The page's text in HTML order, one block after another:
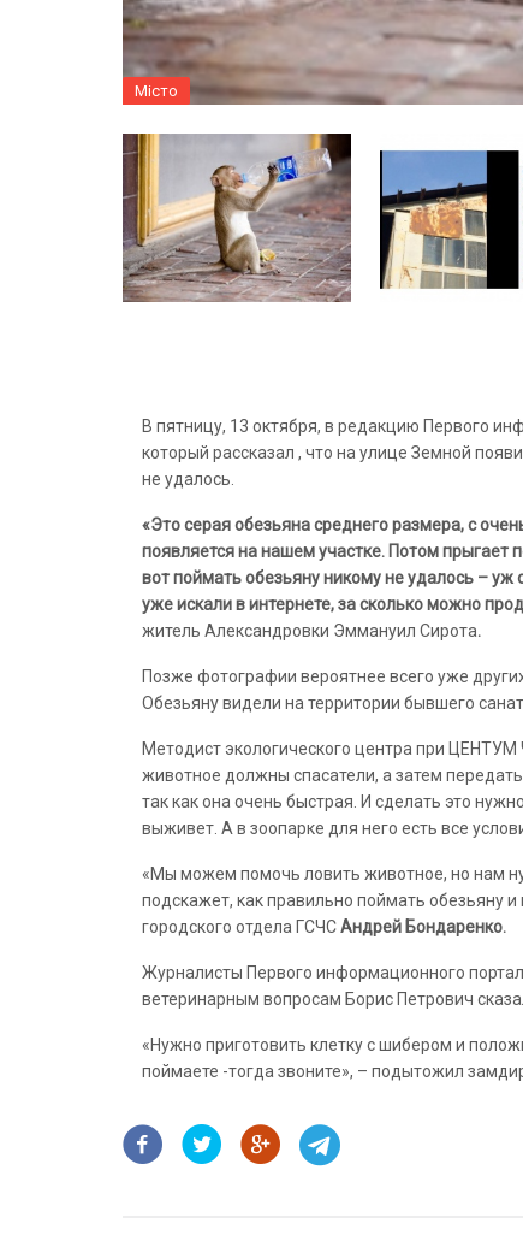
Місто
В пятницу, 13 октября, в редакцию Первого
который рассказал , что на улице Земной
не удалось.
«Это серая обезьяна среднего размера, с
появляется на нашем участке. Потом
вот поймать обезьяну никому не удалось – уж
уже искали в интернете, за сколько можно
житель Александровки Эммануил Сирота.
Позже фотографии вероятнее всего уже
Обезьяну видели на территории бывшего
Методист экологического центра при ЦЕНТУМ
животное должны спасатели, а затем
так как она очень быстрая. И сделать это
выживет. А в зоопарке для него есть все
«Мы можем помочь ловить животное, но нам
подскажет, как правильно поймать обезьяну
городского отдела ГСЧСАндрей Бондаренко.
Журналисты Первого информационного
ветеринарным вопросам Борис Петрович
«Нужно приготовить клетку с шибером и
поймаете -тогда звоните», – подытожил